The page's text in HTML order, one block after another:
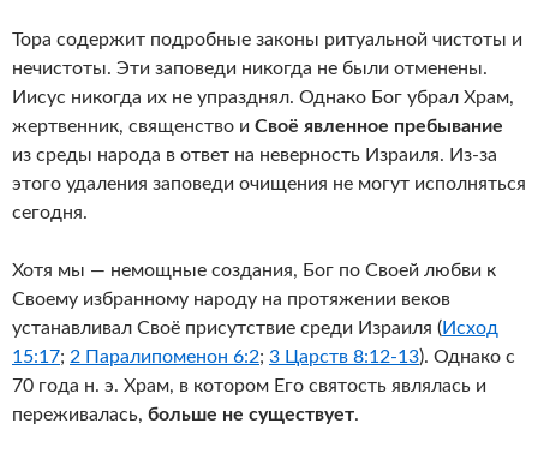
Тора содержит подробные законы ритуальной чистоты и
нечистоты. Эти заповеди никогда не были отменены.
Иисус никогда их не упразднял. Однако Бог убрал Храм,
жертвенник, священство и Своё явленное пребывание
из среды народа в ответ на неверность Израиля. Из-за
этого удаления заповеди очищения не могут исполняться
сегодня.
Хотя мы — немощные создания, Бог по Своей любви к
Своему избранному народу на протяжении веков
устанавливал Своё присутствие среди Израиля (Исход
15:17; 2 Паралипоменон 6:2; 3 Царств 8:12-13). Однако с
70 года н. э. Храм, в котором Его святость являлась и
переживалась, больше не существует.